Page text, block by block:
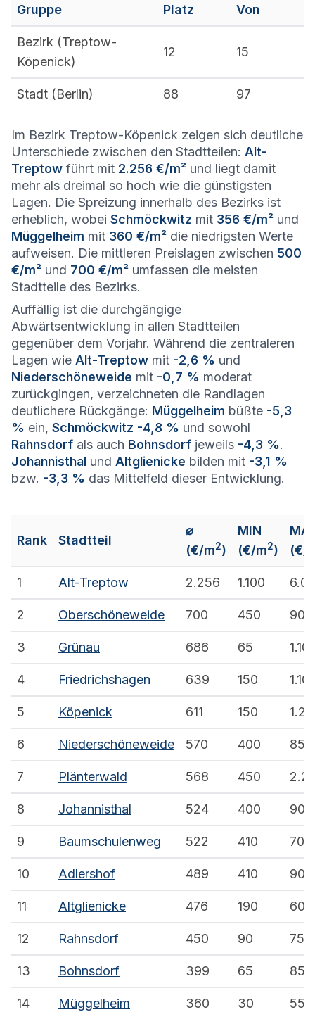
Gruppe Platz Von
Bezirk (Treptow-
Köpenick)
12 15
Stadt (Berlin) 88 97
Im Bezirk Treptow-Köpenick zeigen sich deutliche
Unterschiede zwischen den Stadtteilen: Alt-
Treptow führt mit 2.256 €/m² und liegt damit
mehr als dreimal so hoch wie die günstigsten
Lagen. Die Spreizung innerhalb des Bezirks ist
erheblich, wobei Schmöckwitz mit 356 €/m² und
Müggelheim mit 360 €/m² die niedrigsten Werte
aufweisen. Die mittleren Preislagen zwischen 500
€/m² und 700 €/m² umfassen die meisten
Stadtteile des Bezirks.
Auffällig ist die durchgängige
Abwärtsentwicklung in allen Stadtteilen
gegenüber dem Vorjahr. Während die zentraleren
Lagen wie Alt-Treptow mit -2,6 % und
Niederschöneweide mit -0,7 % moderat
zurückgingen, verzeichneten die Randlagen
deutlichere Rückgänge: Müggelheim büßte -5,3
% ein, Schmöckwitz -4,8 % und sowohl
Rahnsdorf als auch Bohnsdorf jeweils -4,3 %.
Johannisthal und Altglienicke bilden mit -3,1 %
bzw. -3,3 % das Mittelfeld dieser Entwicklung.
Rank Stadtteil
⌀
(€/m2)
MIN
(€/m2)
(€/
1 Alt-Treptow 2.256 1.100
2 Oberschöneweide 700 450 900
3 Grünau 686 65
4 Friedrichshagen 639 150
5 Köpenick 611 150
6 Niederschöneweide 570 400 850
7 Plänterwald 568 450
8 Johannisthal 524 400 900
9 Baumschulenweg 522 410 700
10 Adlershof 489 410 900
11 Altglienicke 476 190 600
12 Rahnsdorf 450 90 750
13 Bohnsdorf 399 65 850
14 Müggelheim 360 30 550